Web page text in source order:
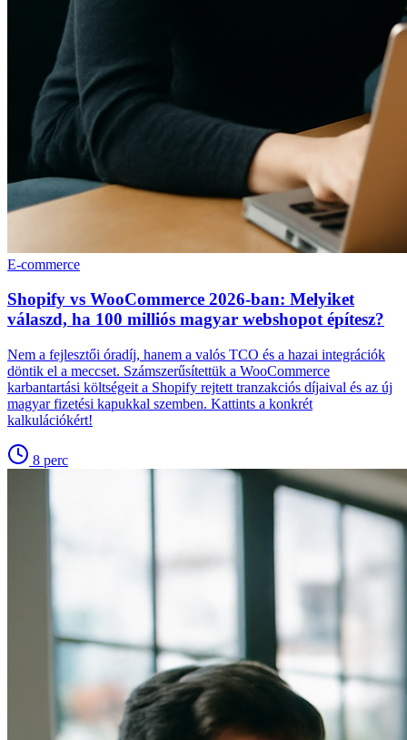
E-commerce
Shopify vs WooCommerce 2026-ban: Melyiket
válaszd, ha 100 milliós magyar webshopot építesz?
Nem a fejlesztői óradíj, hanem a valós TCO és a hazai integrációk
döntik el a meccset. Számszerűsítettük a WooCommerce
karbantartási költségeit a Shopify rejtett tranzakciós díjaival és az új
magyar fizetési kapukkal szemben. Kattints a konkrét
kalkulációkért!
8 perc